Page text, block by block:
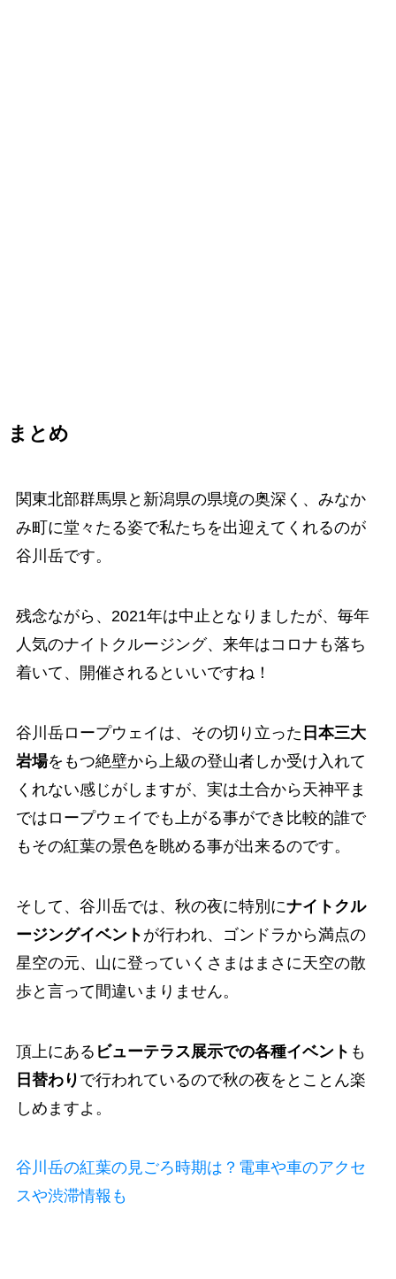
まとめ
関東北部群馬県と新潟県の県境の奥深く、みなか
み町に堂々たる姿で私たちを出迎えてくれるのが
谷川岳です。
残念ながら、2021年は中止となりましたが、毎年
人気のナイトクルージング、来年はコロナも落ち
着いて、開催されるといいですね！
谷川岳ロープウェイは、その切り立った 日本三大
岩場をもつ絶壁から上級の登山者しか受け入れて
くれない感じがしますが、実は土合から天神平ま
ではロープウェイでも上がる事ができ比較的誰で
もその紅葉の景色を眺める事が出来るのです。
そして、谷川岳では、秋の夜に特別にナイトクル
ージングイベント が行われ、ゴンドラから満点の
星空の元、山に登っていくさまはまさに天空の散
歩と言って間違いまりません。
頂上にある ビューテラス展示での各種イベント も
日替わり で行われているので秋の夜をとことん楽
しめますよ。
谷川岳の紅葉の見ごろ時期は？電車や車のアクセ
スや渋滞情報も